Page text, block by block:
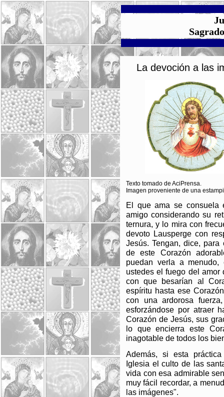
La devoción a las
Texto tomado de AciPrensa.
Imagen proveniente de una
El que ama se consuela
amigo considerando su
ternura, y lo mira con
devoto Lausperge con
Jesús. Tengan, dice,
de este Corazón
puedan verla a
ustedes el fuego del
con que besarían al
espíritu hasta ese
con una ardorosa
esforzándose por atraer
Corazón de Jesús, sus
lo que encierra este
inagotable de todos los
Además, si esta
Iglesia el culto de las
vida con esa admirable
muy fácil recordar, a
las imágenes".